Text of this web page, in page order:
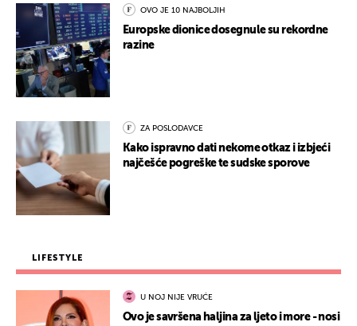
OVO JE 10 NAJBOLJIH
Europske dionice dosegnule su rekordne
razine
ZA POSLODAVCE
Kako ispravno dati nekome otkaz i izbjeći
najčešće pogreške te sudske sporove
LIFESTYLE
U NOJ NIJE VRUĆE
Ovo je savršena haljina za ljeto i more - nosi